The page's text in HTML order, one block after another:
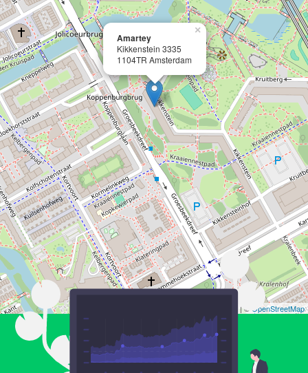
Amartey
Kikkenstein 3335
1104TR Amsterdam
×
| © OpenStreetMap